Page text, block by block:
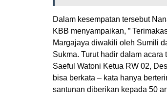
Dalam kesempatan tersebut
KBB menyampaikan, ”
Margajaya diwakili oleh Sumili
Sukma. Turut hadir dalam
Saeful Watoni Ketua RW 02,
bisa berkata – kata hanya
santunan diberikan kepada 50